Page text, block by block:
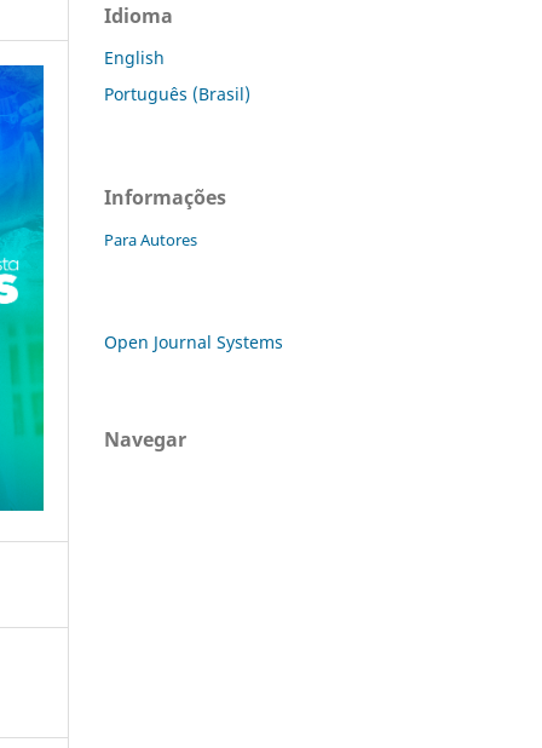
Idioma
English
Português (Brasil)
Informações
Para Autores
Open Journal Systems
Navegar